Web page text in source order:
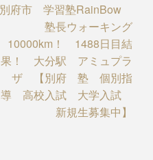
別府市 学習塾RainBow
塾長ウォーキング
10000km！ 1488日目結
果！ 大分駅 アミュプラ
ザ 【別府 塾 個別指
導 高校入試 大学入試
新規生募集中】